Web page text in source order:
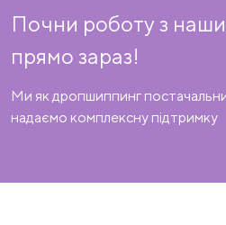
Почни роботу з
прямо зараз!
Ми як дропшиппинг
надаємо комплексну підтримку